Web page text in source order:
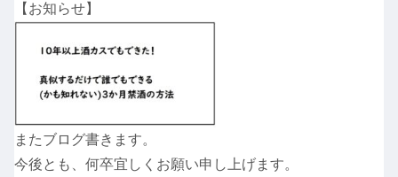
【お知らせ】
またブログ書きます。
今後とも、何卒宜しくお願い申し上げます。